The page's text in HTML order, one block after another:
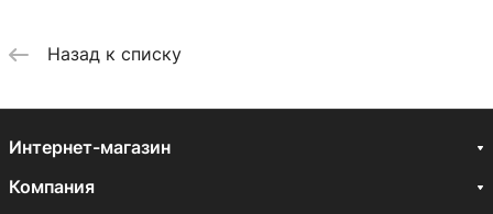
Назад к списку
Интернет-магазин
Компания